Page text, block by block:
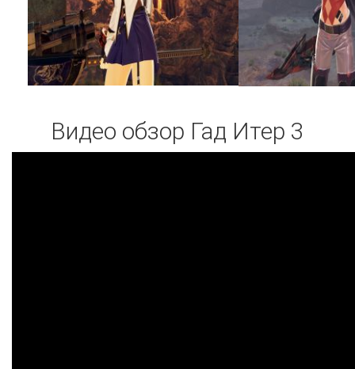
Видео обзор Гад Итер 3